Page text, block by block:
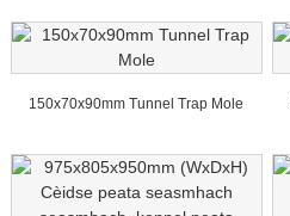
150x70x90mm Tunnel Trap Mole